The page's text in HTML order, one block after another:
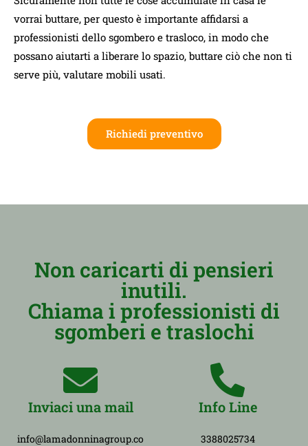
vorrai buttare, per questo è importante affidarsi a
professionisti dello sgombero e trasloco, in modo che
possano aiutarti a liberare lo spazio, buttare ciò che non ti
serve più, valutare mobili usati.
Richiedi preventivo
Non caricarti di pensieri
inutili.
Chiama i professionisti di
sgomberi e traslochi
Inviaci una mail
info@lamadonninagroup.co
Info Line
3388025734